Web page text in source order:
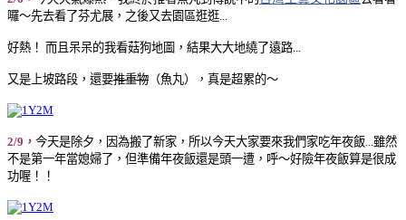
囉～先去看了芬尤展，之後又去園區逛逛...
好熱！ 而且呆呆的我看菇狗地圖，結果大大地繞了遠路...
又是上坡路段，還要推重物 （魚丸），真是超累的～
2/9， 今天是除夕，因為搬了新家，所以今天大家要來我們家吃年夜飯...雖然
不是第一年當媳婦了，但準備年夜飯還是頭一遭，呼～好險年夜飯算是很成
功喔！！